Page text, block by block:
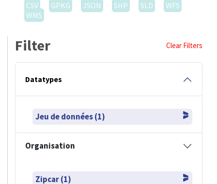
CSV
GPKG JSON SHP SLD
WFS
WMS
Filter Clear Filters
Datatypes
Jeu de données (1)
Organisation
Zipcar (1)